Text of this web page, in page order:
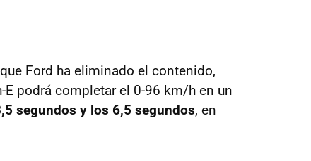
Ford ha eliminado el contenido,
podrá completar el 0-96 km/h en un
segundos y los 6,5 segundos, en